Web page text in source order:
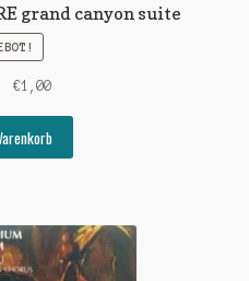
grand canyon suite
Ursprünglicher
war:
€4,00
€1,00Aktueller
ist:
€1,00.